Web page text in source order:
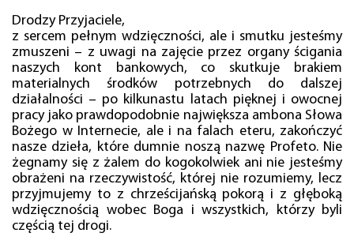
Drodzy Przyjaciele,
z sercem pełnym wdzięczności, ale i smutku jesteśmy
zmuszeni – z uwagi na zajęcie przez organy ścigania
naszych kont bankowych, co skutkuje brakiem
materialnych środków potrzebnych do dalszej
działalności – po kilkunastu latach pięknej i owocnej
pracy jako prawdopodobnie największa ambona Słowa
Bożego w Internecie, ale i na falach eteru, zakończyć
nasze dzieła, które dumnie noszą nazwę Profeto. Nie
żegnamy się z żalem do kogokolwiek ani nie jesteśmy
obrażeni na rzeczywistość, której nie rozumiemy, lecz
przyjmujemy to z chrześcijańską pokorą i z głęboką
wdzięcznością wobec Boga i wszystkich, którzy byli
częścią tej drogi.